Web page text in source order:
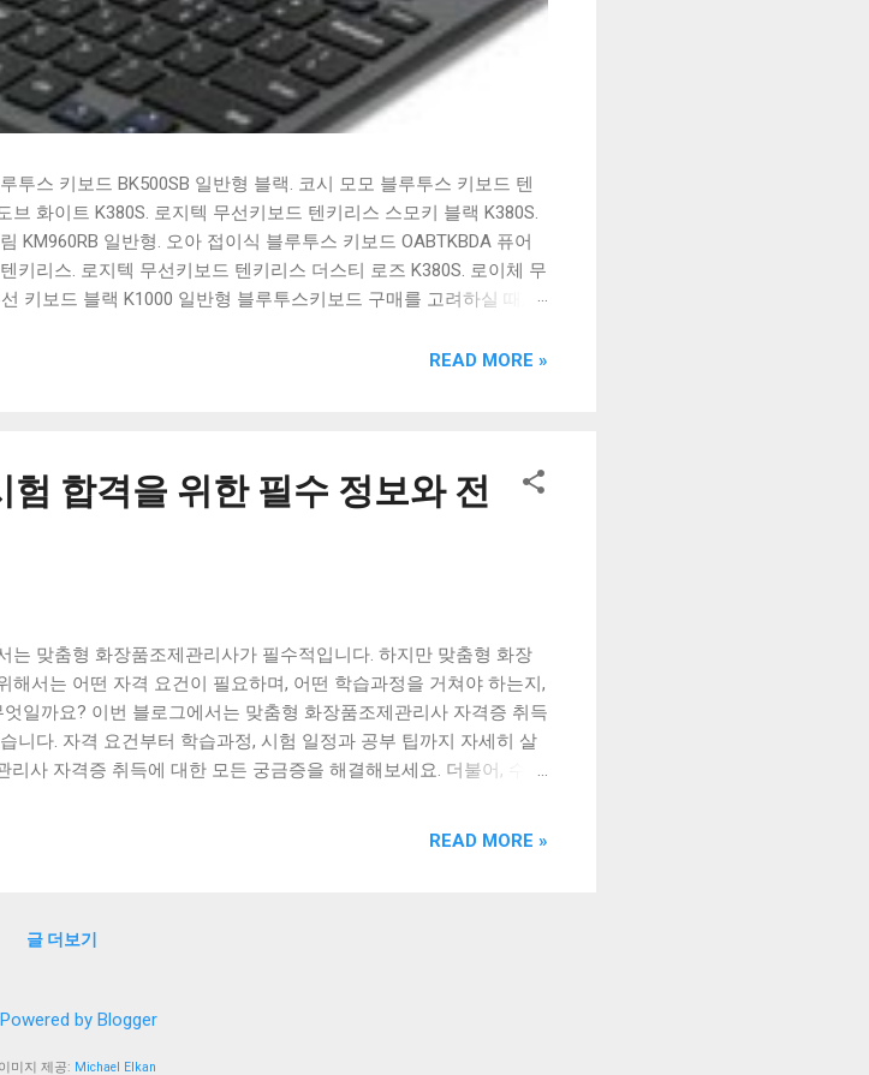
스 키보드 BK500SB 일반형 블랙. 코시 모모 블루투스 키보드 텐
화이트 K380S. 로지텍 무선키보드 텐키리스 스모키 블랙 K380S.
KM960RB 일반형. 오아 접이식 블루투스 키보드 OABTKBDA 퓨어
키리스. 로지텍 무선키보드 텐키리스 더스티 로즈 K380S. 로이체 무
키보드 블랙 K1000 일반형 블루투스키보드 구매를 고려하실 때, 추
정이 많이 어려우시죠? 특히 블루투스키보드 같은 상품을 고를 때는
READ MORE »
합격을 위한 필수 정보와 전
는 맞춤형 화장품조제관리사가 필수적입니다. 하지만 맞춤형 화장
해서는 어떤 자격 요건이 필요하며, 어떤 학습과정을 거쳐야 하는지,
일까요? 이번 블로그에서는 맞춤형 화장품조제관리사 자격증 취득
니다. 자격 요건부터 학습과정, 시험 일정과 공부 팁까지 자세히 살
리사 자격증 취득에 대한 모든 궁금증을 해결해보세요. 더불어, 수월
제관리사 자격증이 필요하다. 맞춤형 화장품 조제관리사 자격증을
지식을 습득하고, 실제로 맞춤형 화장품을 제조하고 관리하는 실
제관리사 자격증을 취득하면, 다양한 분야에서 활동할 수 있다. 화
READ MORE »
글 더보기
Powered by Blogger
미지 제공: Michael Elkan